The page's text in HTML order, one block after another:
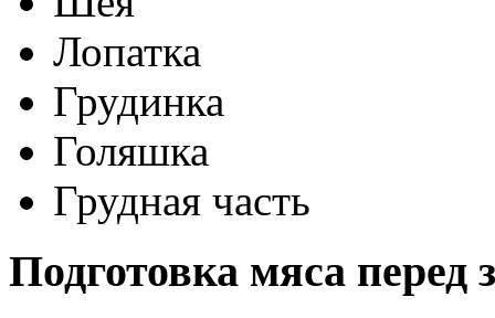
Лопатка
Грудинка
Голяшка
Грудная часть
Подготовка мяса перед